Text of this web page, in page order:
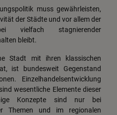
& Mobilität
Kultur
muss gewährleisten,
der Städte und vor allem der
vielfach stagnierender
bleibt.
Stadt mit ihren klassischen
ist bundesweit Gegenstand
Einzelhandelsentwicklung
wesentliche Elemente dieser
Konzepte sind nur bei
Themen und im regionalen